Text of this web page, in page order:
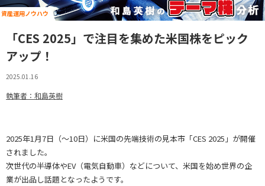
資産運用ノウハウ
「CES 2025」で注目を集めた米国株をピック
アップ！
2025.01.16
執筆者：和島英樹
2025年1月7日（～10日）に米国の先端技術の見本市「CES 2025」が開催
されました。
次世代の半導体やEV（電気自動車）などについて、米国を始め世界の企
業が出品し話題となったようです。